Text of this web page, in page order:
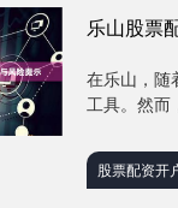
乐山股票
在乐山，随
工具。然而
股票配资开